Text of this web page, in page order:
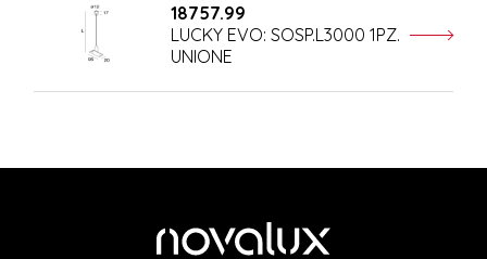
18757.99
LUCKY EVO: SOSP.L3000 1PZ.
UNIONE